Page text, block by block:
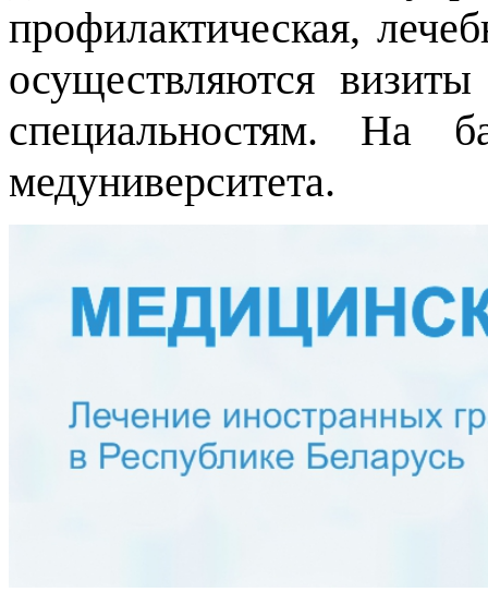
профилактическая,
осуществляются
специальностям. На
медуниверситета.